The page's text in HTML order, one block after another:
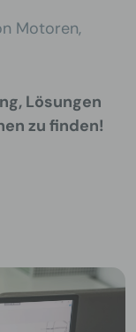
Motoren,
Lösungen
zu finden!